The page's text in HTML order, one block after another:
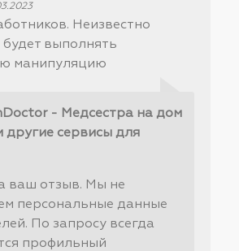
Неизвестно
будет выполнять
манипуляцию
- Медсестра на дом
другие сервисы для
ваш отзыв. Мы не
персональные данные
По запросу всегда
профильный